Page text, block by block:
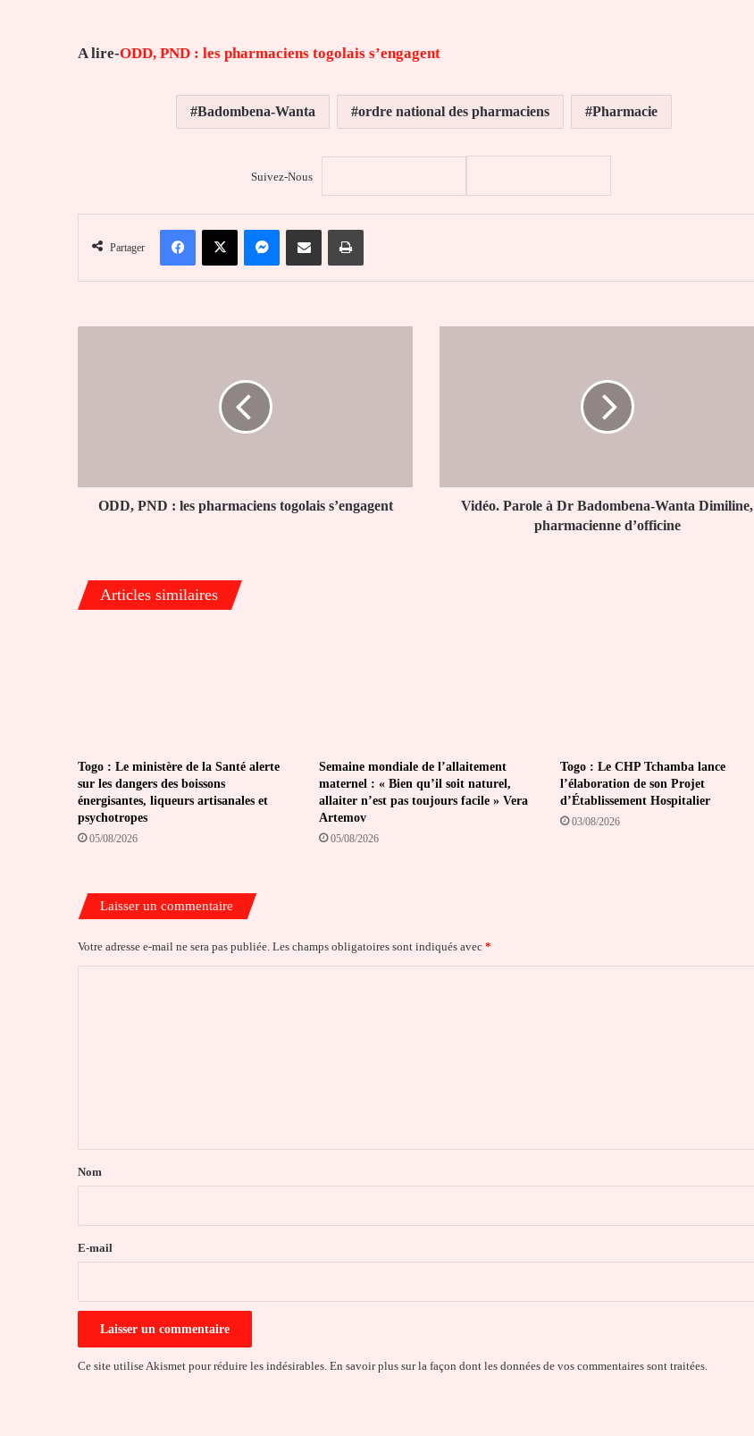
A lire-ODD, PND : les pharmaciens togolais s’engagent
Badombena-Wanta ordre national des pharmaciens Pharmacie
Suivez-Nous
Partager
FacebookX MessengerPartager par email Imprimer
ODD, PND : les pharmaciens togolais s’engagent
d’officine
Vidéo. Parole à Dr Badombena-Wanta Dimiline,
pharmacienne d’officine
Articles similaires
Togo : Le ministère de la Santé alerte
sur les dangers des boissons
énergisantes, liqueurs artisanales et
psychotropes
05/08/2026
Semaine mondiale de l’allaitement
maternel : « Bien qu’il soit naturel,
allaiter n’est pas toujours facile » Vera
Artemov
05/08/2026
Togo : Le CHP Tchamba lance
l’élaboration de son Projet
d’Établissement Hospitalier
03/08/2026
Laisser un commentaire
Votre adresse e-mail ne sera pas publiée. Les champs obligatoires sont indiqués avec *
a
e
Nom
E-mail
Ce site utilise Akismet pour réduire les indésirables. En savoir plus sur la façon dont les données de vos commentaires sont traitées